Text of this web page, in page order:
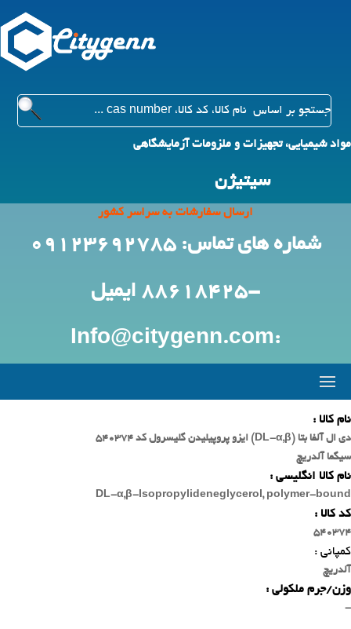
مواد شیمیایی، تجهیزات و ملزومات آزمایشگاهی
سیتیژن
ارسال سفارشات به سراسر کشور
شماره های تماس: 09123692785
-88618425 ایمیل
:Info@citygenn.com
نام کالا :
دی ال آلفا بتا (DL-α,β) ایزو پروپیلیدن گلیسرول کد 540374
سیگما آلدریچ
نام کالا انگلیسی :
DL-α,β-Isopropylideneglycerol, polymer-bound
کد کالا :
540374
کمپانی :
آلدریچ
وزن/جرم ملکولی :
-